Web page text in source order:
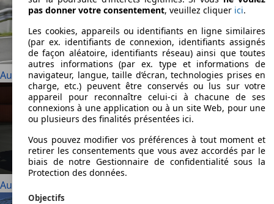
Audi 90
Audi A1
pas donner votre consentement, veuillez cliquer ici.
Les cookies, appareils ou identifiants en ligne similaires
(par ex. identifiants de connexion, identifiants assignés
de façon aléatoire, identifiants réseau) ainsi que toutes
autres informations (par ex. type et informations de
navigateur, langue, taille d’écran, technologies prises en
charge, etc.) peuvent être conservés ou lus sur votre
appareil pour reconnaître celui-ci à chacune de ses
connexions à une application ou à un site Web, pour une
ou plusieurs des finalités présentées ici.
Vous pouvez modifier vos préférences à tout moment et
retirer les consentements que vous avez accordés par le
biais de notre Gestionnaire de confidentialité sous la
Protection des données.
Objectifs